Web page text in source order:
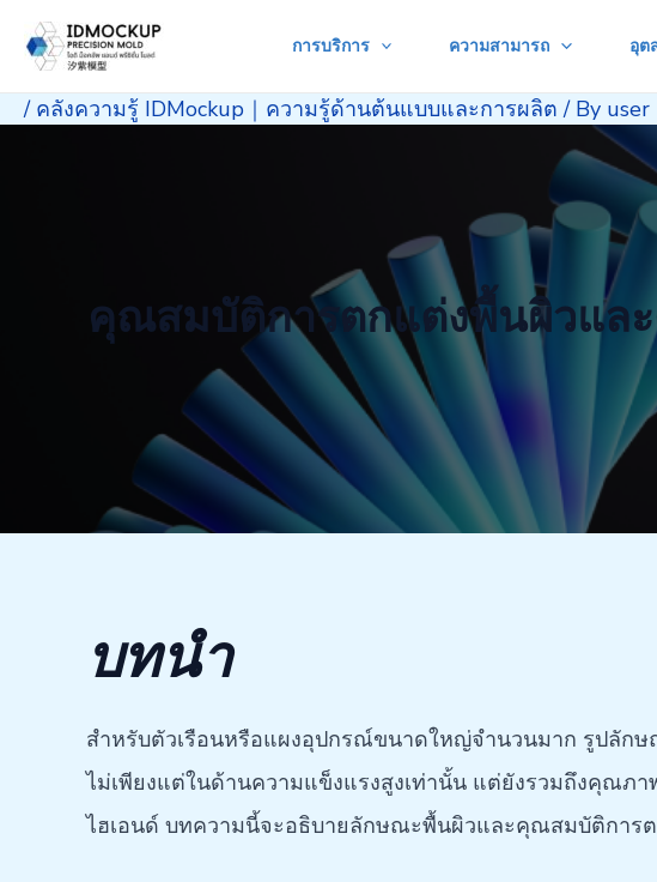
Skip
content
การบริการ ความสามารถ อุต
/ คลังความรู้ IDMockup｜ความรู้ด้านต้นแบบและการผลิต / By user
คุณสมบัติการตกแต่งพื้นผิวแล
บทนำ
สำหรับตัวเรือนหรือแผงอุปกรณ์ขนาดใหญ่จำนวนมาก รูปลั
ไม่เพียงแต่ในด้านความแข็งแรงสูงเท่านั้น แต่ยังรวมถึงคุณภ
ไฮเอนด์ บทความนี้จะอธิบายลักษณะพื้นผิวและคุณสมบัติการ